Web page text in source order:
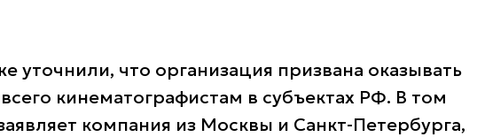
уточнили, что организация призвана оказывать
кинематографистам в субъектах РФ. В том
компания из Москвы и Санкт-Петербурга,